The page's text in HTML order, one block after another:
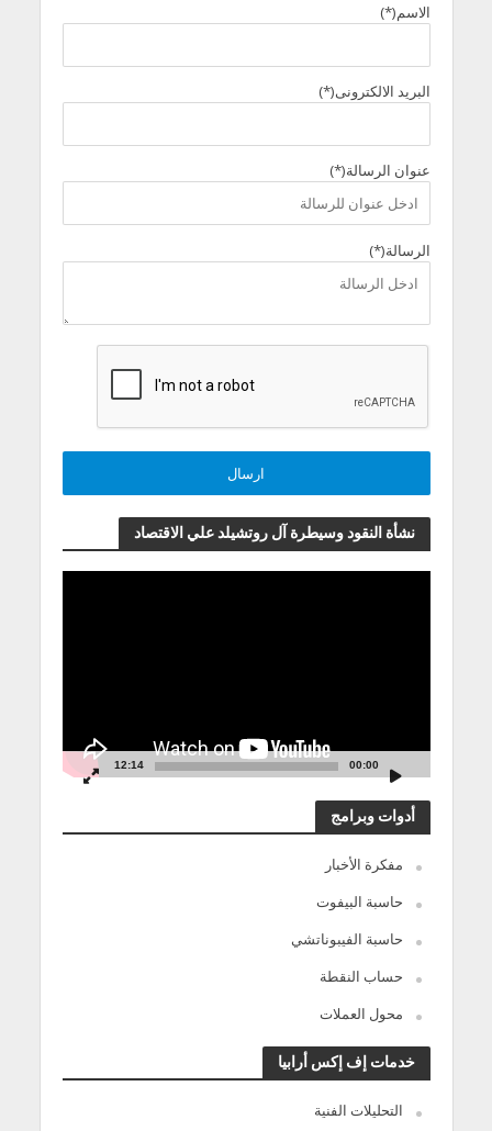
الاسم(*)
البريد الالكترونى(*)
عنوان الرسالة(*)
الرسالة(*)
نشأة النقود وسيطرة آل روتشيلد علي الاقتصاد
00:00
12:14
أدوات وبرامج
مفكرة الأخبار
حاسبة البيفوت
حاسبة الفيبوناتشي
حساب النقطة
محول العملات
خدمات إف إكس أرابيا
التحليلات الفنية